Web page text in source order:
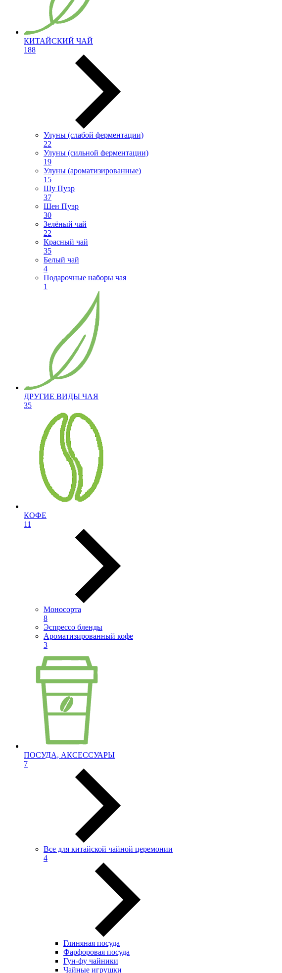
КИТАЙСКИЙ ЧАЙ
188
Улуны (слабой ферментации)
22
Улуны (сильной ферментации)
19
Улуны (ароматизированные)
15
Шу Пуэр
37
Шен Пуэр
30
Зелёный чай
22
Красный чай
35
Белый чай
4
Подарочные наборы чая
1
ДРУГИЕ ВИДЫ ЧАЯ
35
КОФЕ
11
Моносорта
8
Эспрессо бленды
Ароматизированный кофе
3
ПОСУДА, АКСЕССУАРЫ
7
Все для китайской чайной церемонии
4
Глиняная посуда
Фарфоровая посуда
Гун-фу чайники
Чайные игрушки